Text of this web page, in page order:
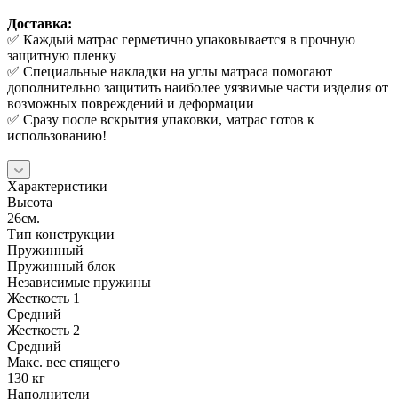
Доставка:
✅ Каждый матрас герметично упаковывается в прочную
защитную пленку
✅ Специальные накладки на углы матраса помогают
дополнительно защитить наиболее уязвимые части изделия от
возможных повреждений и деформации
✅ Сразу после вскрытия упаковки, матрас готов к
использованию!
Характеристики
Высота
26см.
Тип конструкции
Пружинный
Пружинный блок
Независимые пружины
Жесткость 1
Средний
Жесткость 2
Средний
Макс. вес спящего
130 кг
Наполнители